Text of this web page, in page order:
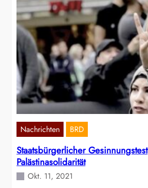
Nachrichten BRD
Staatsbürgerlicher Gesinnungstest
Palästinasolidarität
Okt. 11, 2021